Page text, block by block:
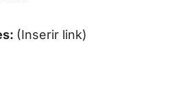
(Inserir link)